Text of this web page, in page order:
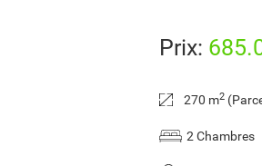
Prix:
270 m2
2 Chambres